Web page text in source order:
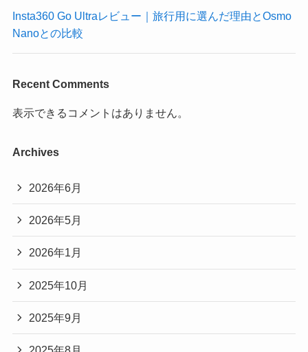
Insta360 Go Ultraレビュー｜旅行用に選んだ理由とOsmo
Nanoとの比較
Recent Comments
表示できるコメントはありません。
Archives
2026年6月
2026年5月
2026年1月
2025年10月
2025年9月